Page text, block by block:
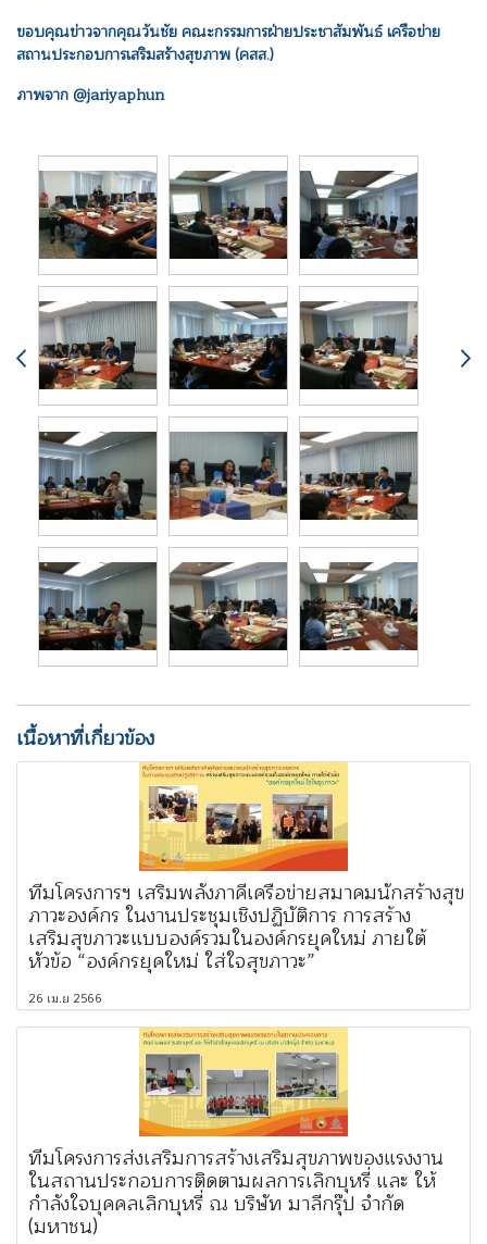
ขอบคุณข่าวจากคุณวันชัย คณะกรรมการฝ่ายประชาสัมพันธ์ เครือข่าย
สถานประกอบการเสริมสร้างสุขภาพ (คสส.)
ภาพจาก @jariyaphun
เนื้อหาที่เกี่ยวข้อง
ทีมโครงการฯ เสริมพลังภาคีเครือข่ายสมาคมนักสร้างสุข
ภาวะองค์กร ในงานประชุมเชิงปฏิบัติการ การสร้าง
เสริมสุขภาวะแบบองค์รวมในองค์กรยุคใหม่ ภายใต้
หัวข้อ “องค์กรยุคใหม่ ใส่ใจสุขภาวะ”
26 เม.ย 2566
ทีมโครงการส่งเสริมการสร้างเสริมสุขภาพของแรงงาน
ในสถานประกอบการติดตามผลการเลิกบุหรี่ และ ให้
กำลังใจบุคคลเลิกบุหรี่ ณ บริษัท มาลีกรุ๊ป จำกัด
(มหาชน)